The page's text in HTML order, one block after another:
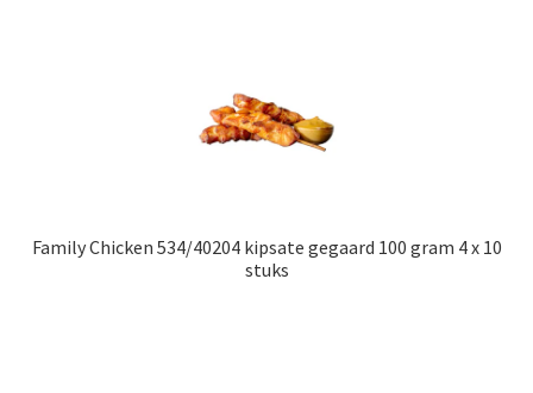
Family Chicken 534/40204 kipsate gegaard 100 gram 4 x 10
stuks